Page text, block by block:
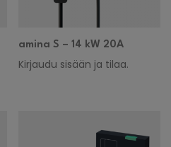
amina S – 14 kW 20A
Kirjaudu sisään ja tilaa.